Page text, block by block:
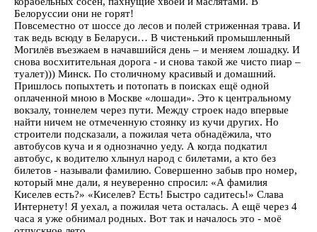
Белоруссии они не горят!
Повсеместно от шоссе до лесов и полей стриженная трава. И
так ведь всюду в Беларуси… В чистенький промышленный
Могилёв въезжаем в начавшийся день – и меняем лошадку. И
снова восхитительная дорога - и снова такой же чисто пиар –
туалет))) Минск. По столичному красивый и домашний.
Пришлось попыхтеть и потопать в поисках ещё одной
оплаченной мною в Москве «лошади». Это к центральному
вокзалу, тоннелем через пути. Между строек надо впервые
найти ничем не отмеченную стоянку из кучи других. Но
строители подсказали, а пожилая чета обнадёжила, что
автобусов куча и я однозначно уеду. А когда подкатил
автобус, к водителю хлынул народ с билетами, а кто без
билетов - называли фамилию. Совершенно забыв про номер,
который мне дали, я неуверенно спросил: «А фамилия
Киселев есть?» «Киселев? Есть! Быстро садитесь!» Слава
Интернету! Я уехал, а пожилая чета осталась. А ещё через 4
часа я уже обнимал родных. Вот так и началось это - моё